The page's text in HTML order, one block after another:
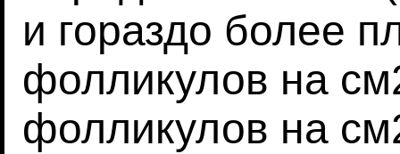
и гораздо более
фолликулов на
фолликулов на